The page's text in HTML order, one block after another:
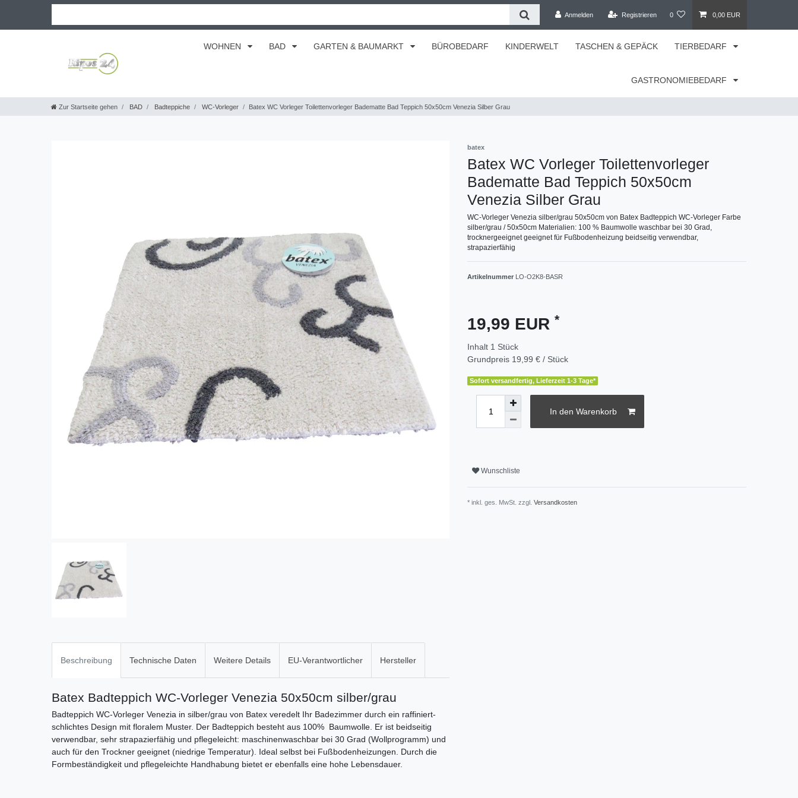
Anmelden Registrieren 0 0,00 EUR
WOHNEN BAD GARTEN & BAUMARKT BÜROBEDARF KINDERWELT TASCHEN & GEPÄCK TIERBEDARF
GASTRONOMIEBEDARF
Zur Startseite gehen BAD Badteppiche WC-Vorleger Batex WC Vorleger Toilettenvorleger Badematte Bad Teppich 50x50cm Venezia Silber Grau
batex
Batex WC Vorleger Toilettenvorleger
Badematte Bad Teppich 50x50cm
Venezia Silber Grau
WC-Vorleger Venezia silber/grau 50x50cm von Batex Badteppich WC-Vorleger Farbe
silber/grau / 50x50cm Materialien: 100 % Baumwolle waschbar bei 30 Grad,
trocknergeeignet geeignet für Fußbodenheizung beidseitig verwendbar,
strapazierfähig
Artikelnummer LO-O2K8-BASR
19,99 EUR *
Inhalt 1 Stück
Grundpreis 19,99 € / Stück
Sofort versandfertig, Lieferzeit 1-3 Tage*
In den Warenkorb
Wunschliste
* inkl. ges. MwSt. zzgl. Versandkosten
Beschreibung Technische Daten Weitere Details EU-Verantwortlicher Hersteller
Batex Badteppich WC-Vorleger Venezia 50x50cm silber/grau
Badteppich WC-Vorleger Venezia in silber/grau von Batex veredelt Ihr Badezimmer durch ein raffiniert-
schlichtes Design mit floralem Muster. Der Badteppich besteht aus 100% Baumwolle. Er ist beidseitig
verwendbar, sehr strapazierfähig und pflegeleicht: maschinenwaschbar bei 30 Grad (Wollprogramm) und
auch für den Trockner geeignet (niedrige Temperatur). Ideal selbst bei Fußbodenheizungen. Durch die
Formbeständigkeit und pflegeleichte Handhabung bietet er ebenfalls eine hohe Lebensdauer.